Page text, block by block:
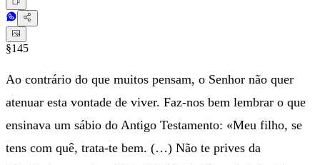
§145
Ao contrário do que muitos pensam, o Senhor não quer
atenuar esta vontade de viver. Faz-nos bem lembrar o que
ensinava um sábio do Antigo Testamento: «Meu filho, se
tens com quê, trata-te bem. (…) Não te prives da